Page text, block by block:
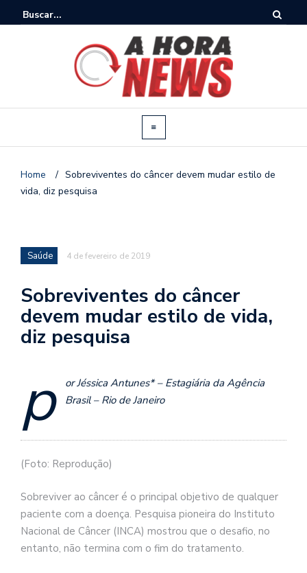
Home / Sobreviventes do câncer devem mudar estilo de
vida, diz pesquisa
Saúde 4 de fevereiro de 2019
Sobreviventes do câncer
devem mudar estilo de vida,
diz pesquisa
p
or Jéssica Antunes* – Estagiária da Agência
Brasil – Rio de Janeiro
(Foto: Reprodução)
Sobreviver ao câncer é o principal objetivo de qualquer
paciente com a doença. Pesquisa pioneira do Instituto
Nacional de Câncer (INCA) mostrou que o desafio, no
entanto, não termina com o fim do tratamento.